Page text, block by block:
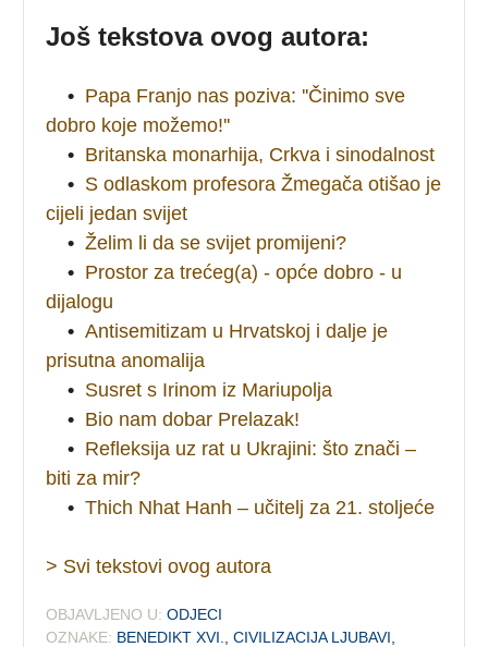
Još tekstova ovog autora:
• Papa Franjo nas poziva: ''Činimo sve
dobro koje možemo!''
• Britanska monarhija, Crkva i sinodalnost
• S odlaskom profesora Žmegača otišao je
cijeli jedan svijet
• Želim li da se svijet promijeni?
• Prostor za trećeg(a) - opće dobro - u
dijalogu
• Antisemitizam u Hrvatskoj i dalje je
prisutna anomalija
• Susret s Irinom iz Mariupolja
• Bio nam dobar Prelazak!
• Refleksija uz rat u Ukrajini: što znači –
biti za mir?
• Thich Nhat Hanh – učitelj za 21. stoljeće
> Svi tekstovi ovog autora
OBJAVLJENO U: ODJECI
OZNAKE: BENEDIKT XVI. ,CIVILIZACIJA LJUBAVI